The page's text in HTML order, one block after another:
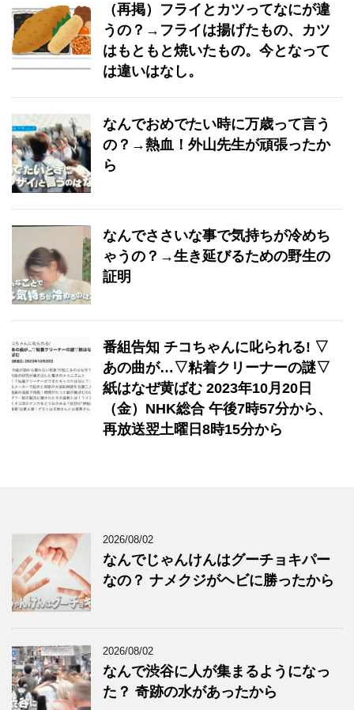
（再掲）フライとカツってなにが違
うの？→フライは揚げたもの、カツ
はもともと焼いたもの。今となって
は違いはなし。
なんでおめでたい時に万歳って言う
の？→熱血！外山先生が頑張ったか
ら
なんでささいな事で気持ちが冷めち
ゃうの？→生き延びるための野生の
証明
番組告知 チコちゃんに叱られる! ▽
あの曲が…▽粘着クリーナーの謎▽
紙はなぜ黄ばむ 2023年10月20日
（金）NHK総合 午後7時57分から、
再放送翌土曜日8時15分から
2026/08/02
なんでじゃんけんはグーチョキパー
なの？ ナメクジがヘビに勝ったから
2026/08/02
なんで渋谷に人が集まるようになっ
た？ 奇跡の水があったから